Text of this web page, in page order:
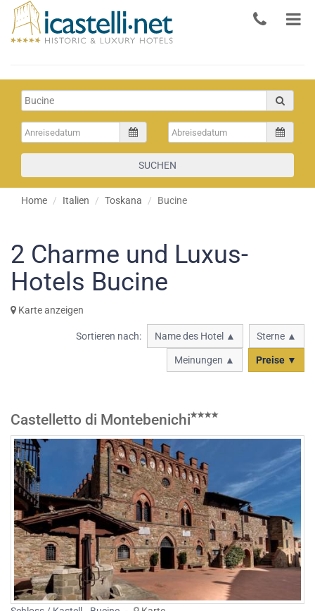
SUCHEN
Home Italien Toskana Bucine
2 Charme und Luxus-
Hotels Bucine
Karte anzeigen
Sortieren nach: Name des Hotel ▲ Sterne ▲
Meinungen ▲ Preise ▼
Castelletto di Montebenichi